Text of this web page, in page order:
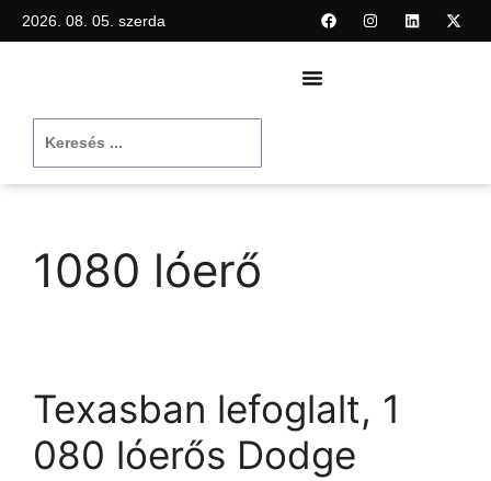
2026. 08. 05. szerda
1080 lóerő
Texasban lefoglalt, 1
080 lóerős Dodge